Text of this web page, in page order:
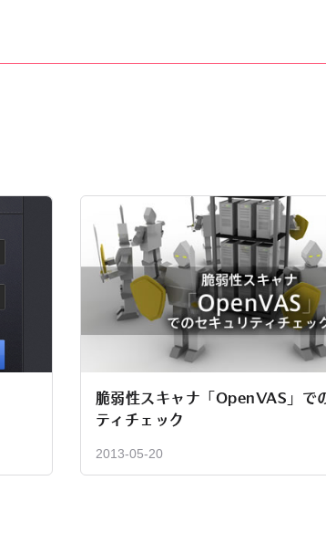
脆弱性スキャナ「OpenVAS」で
ティチェック
2013-05-20